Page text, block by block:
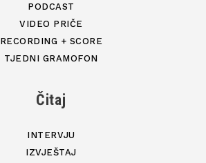
PODCAST
VIDEO PRIČE
RECORDING + SCORE
TJEDNI GRAMOFON
Čitaj
INTERVJU
IZVJEŠTAJ